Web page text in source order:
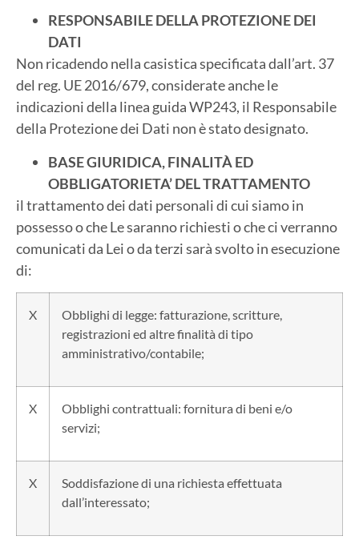
RESPONSABILE DELLA PROTEZIONE DEI
DATI
Non ricadendo nella casistica specificata dall’art. 37
del reg. UE 2016/679, considerate anche le
indicazioni della linea guida WP243, il Responsabile
della Protezione dei Dati non è stato designato.
BASE GIURIDICA, FINALITÀ ED
OBBLIGATORIETA’ DEL TRATTAMENTO
il trattamento dei dati personali di cui siamo in
possesso o che Le saranno richiesti o che ci verranno
comunicati da Lei o da terzi sarà svolto in esecuzione
di:
X
Obblighi di legge: fatturazione, scritture,
registrazioni ed altre finalità di tipo
amministrativo/contabile;
X
Obblighi contrattuali: fornitura di beni e/o
servizi;
X
Soddisfazione di una richiesta effettuata
dall’interessato;